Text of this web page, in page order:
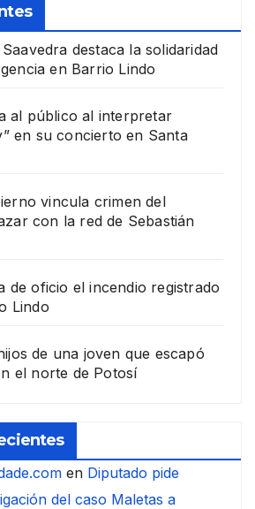
destaca la solidaridad
en Barrio Lindo
al público al interpretar
en su concierto en Santa
vincula crimen del
con la red de Sebastián
de oficio el incendio registrado
Lindo
de una joven que escapó
el norte de Potosí
en Diputado pide
del caso Maletas a